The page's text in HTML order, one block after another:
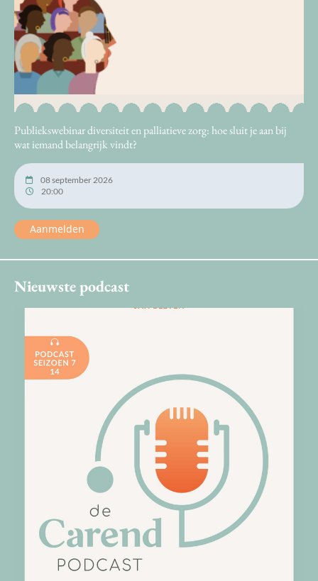
Publiekswebinar diversiteit en palliatieve zorg: hoe sluit je aan bij
wat iemand belangrijk vindt?
08 september 2026
20:00
Aanmelden
Nieuwste podcast